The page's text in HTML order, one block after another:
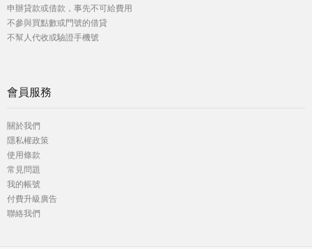
申辦貸款或借款，事先不可給費用
不參與買點數或門號的借貸
不幫人代收或驗證手機號
會員服務
關於我們
隱私權政策
使用條款
常見問題
我的帳號
付費升級廣告
聯絡我們